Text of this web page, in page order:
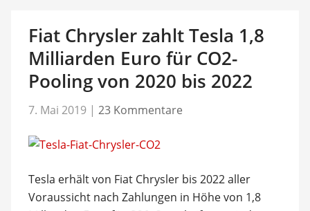
Fiat Chrysler zahlt Tesla 1,8
Milliarden Euro für CO2-
Pooling von 2020 bis 2022
7. Mai 2019 | 23 Kommentare
Tesla erhält von Fiat Chrysler bis 2022 aller
Voraussicht nach Zahlungen in Höhe von 1,8